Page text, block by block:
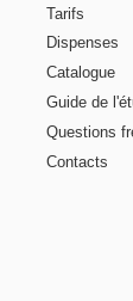
Tarifs
Dispenses
Catalogue
Guide de
Questions
Contacts